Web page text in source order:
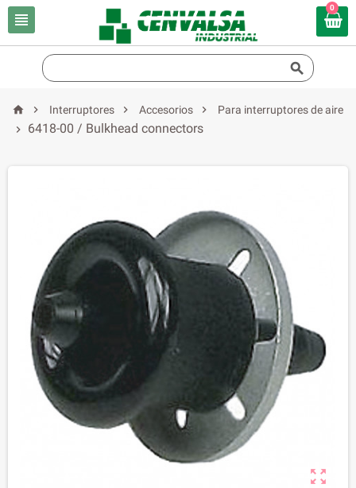

0

  Interruptores  Accesorios 
Para interruptores de aire

6418-00 / Bulkhead connectors
